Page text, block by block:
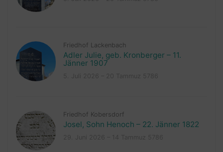
Friedhof Lackenbach
Adler Julie, geb. Kronberger – 11.
Jänner 1907
Friedhof Kobersdorf
Josel, Sohn Henoch – 22. Jänner 1822